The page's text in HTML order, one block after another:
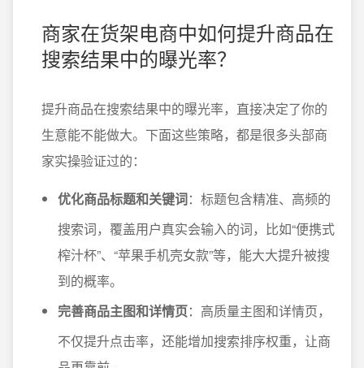
商家在货架电商中如何提升商品在
搜索结果中的曝光率？
提升商品在搜索结果中的曝光率，直接决定了你的
生意能不能做大。下面这些策略，都是很多头部商
家实操验证过的：
优化商品标题和关键词：标题包含精准、高频的
搜索词，覆盖用户真实会输入的词，比如“便携式
榨汁杯”、“苹果手机壳女款”等，能大大提升被搜
到的概率。
完善商品主图和详情页：高质量主图和详情页，
不仅提升点击率，还能增加搜索排序权重，让商